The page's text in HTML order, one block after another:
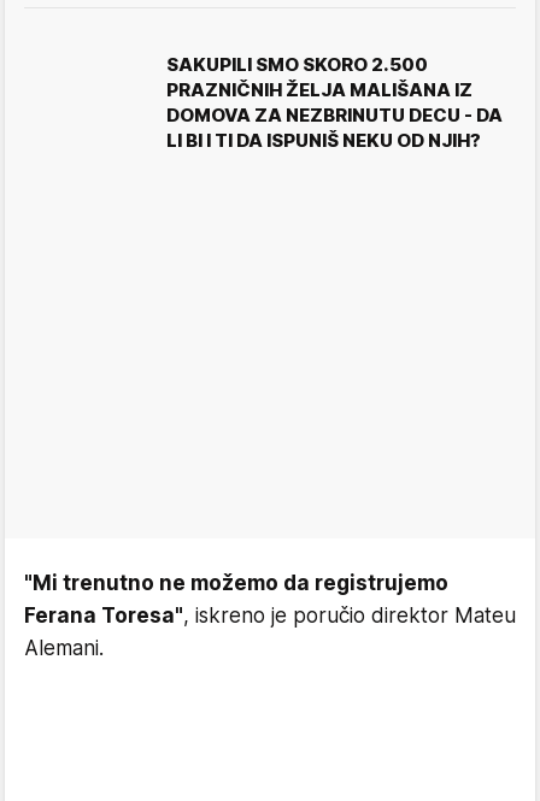
SAKUPILI SMO SKORO 2.500
PRAZNIČNIH ŽELJA MALIŠANA IZ
DOMOVA ZA NEZBRINUTU DECU - DA
LI BI I TI DA ISPUNIŠ NEKU OD NJIH?
"Mi trenutno ne možemo da registrujemo
Ferana Toresa", iskreno je poručio direktor Mateu
Alemani.